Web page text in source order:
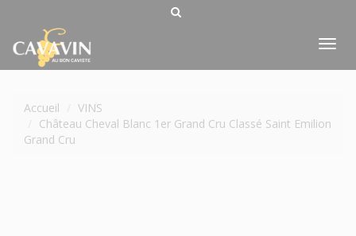
Accueil
VINS
Château Cheval Blanc 1er Grand Cru Classé Saint Emilion
Grand Cru